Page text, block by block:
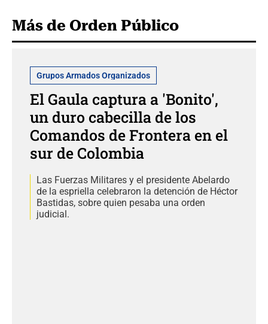
Más de Orden Público
Grupos Armados Organizados
El Gaula captura a 'Bonito',
un duro cabecilla de los
Comandos de Frontera en el
sur de Colombia
Las Fuerzas Militares y el presidente Abelardo
de la espriella celebraron la detención de Héctor
Bastidas, sobre quien pesaba una orden
judicial.